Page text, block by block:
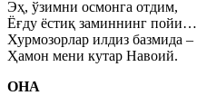
Эҳ, ўзимни осмонга отдим,
Ёғду ёстиқ заминнинг пойи…
Хурмозорлар илдиз базмида –
Ҳамон мени кутар Навоий.
ОНА